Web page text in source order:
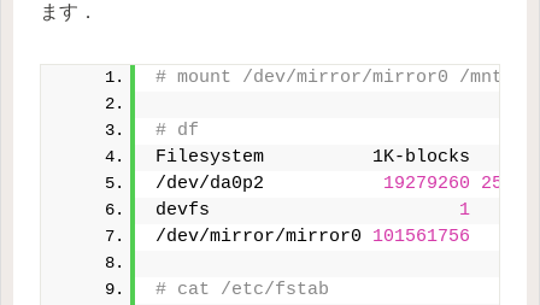
ます．
# mount /dev/mirror/mirror0 /mnt
# df
Filesystem          1K-blocks
/dev/da0p2 19279260
devfs 1
/dev/mirror/mirror0 101561756
# cat /etc/fstab